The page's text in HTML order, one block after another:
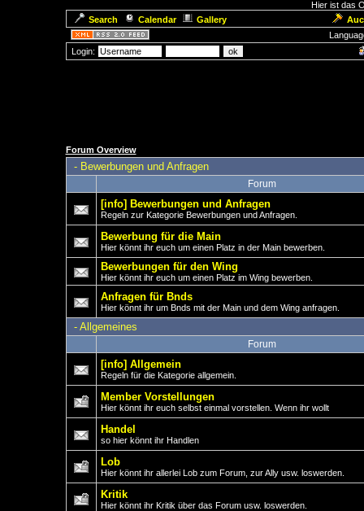
Hier ist das
Search
Calendar Gallery
Login:
Forum Overview
- Bewerbungen und Anfragen
Forum
[info] Bewerbungen und Anfragen
Regeln zur Kategorie Bewerbungen und Anfragen.
Bewerbung für die Main
Hier könnt ihr euch um einen Platz in der Main bewerben.
Bewerbungen für den Wing
Hier könnt ihr euch um einen Platz im Wing bewerben.
Anfragen für Bnds
Hier könnt ihr um Bnds mit der Main und dem Wing anfragen.
- Allgemeines
Forum
[info] Allgemein
Regeln für die Kategorie allgemein.
Member Vorstellungen
Hier könnt ihr euch selbst einmal vorstellen. Wenn ihr wollt
Handel
so hier könnt ihr Handlen
Lob
Hier könnt ihr allerlei Lob zum Forum, zur Ally usw. loswerden.
Kritik
Hier könnt ihr Kritik über das Forum usw. loswerden.